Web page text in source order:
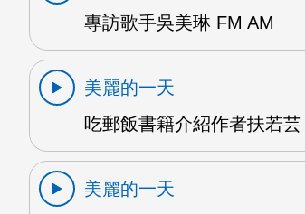
專訪歌手吳美琳 FM AM
美麗的一天
吃郵飯書籍介紹作者扶若芸
美麗的一天